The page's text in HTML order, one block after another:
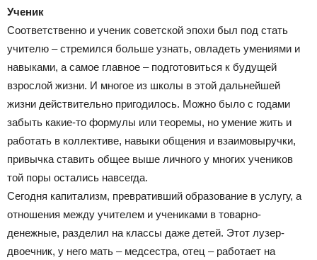
Ученик
Соответственно и ученик советской эпохи был под стать
учителю – стремился больше узнать, овладеть умениями и
навыками, а самое главное – подготовиться к будущей
взрослой жизни. И многое из школы в этой дальнейшей
жизни действительно пригодилось. Можно было с годами
забыть какие-то формулы или теоремы, но умение жить и
работать в коллективе, навыки общения и взаимовыручки,
привычка ставить общее выше личного у многих учеников
той поры остались навсегда.
Сегодня капитализм, превративший образование в услугу, а
отношения между учителем и учениками в товарно-
денежные, разделил на классы даже детей. Этот лузер-
двоечник, у него мать – медсестра, отец – работает на